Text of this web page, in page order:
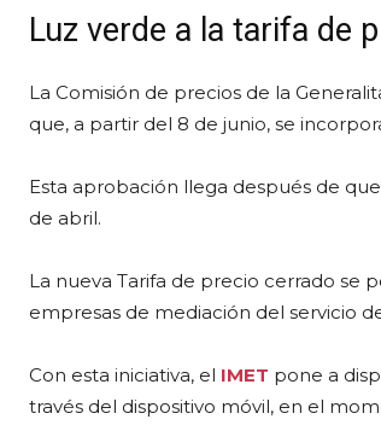
Luz verde a la tarifa de
La Comisión de precios de la
que, a partir del 8 de junio, se
Esta aprobación llega después de
de abril.
La nueva Tarifa de precio cerrado se
empresas de mediación del servicio
Con esta iniciativa, el IMET pone a
través del dispositivo móvil, en el